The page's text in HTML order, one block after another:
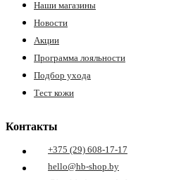
Наши магазины
Новости
Акции
Программа лояльности
Подбор ухода
Тест кожи
Контакты
+375 (29) 608-17-17
hello@hb-shop.by